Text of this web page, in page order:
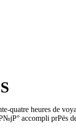
quatre heures de
accompli prРёs